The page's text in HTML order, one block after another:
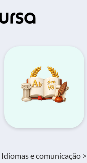
Idiomas e comunicação >